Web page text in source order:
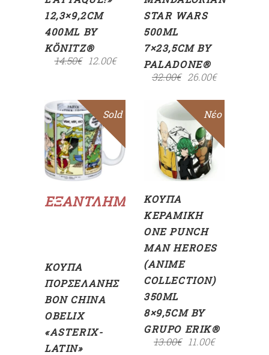
12,3×9,2CM
400ML BY
KÖNITZ®
14.50€ 12.00€
STAR WARS
500ML
7×23,5CM BY
PALADONE®
32.00€ 26.00€
Sale
ΕΞΑΝΤΛΗΜΈΝΟ
Sold
Διαβάστε
περισσότερα
ΚΟΎΠΑ
ΠΟΡΣΕΛΆΝΗΣ
BON CHINA
OBELIX
«ASTERIX-
LATIN»
Sale
Νέο
ΠΡΟΣΘΉΚΗ
ΣΤΟ
ΚΑΛΆΘΙ
ΚΟΎΠΑ
ΚΕΡΑΜΙΚΉ
ONE PUNCH
MAN HEROES
(ANIME
COLLECTION)
350ML
8×9,5CM BY
GRUPO ERIK®
13.00€ 11.00€